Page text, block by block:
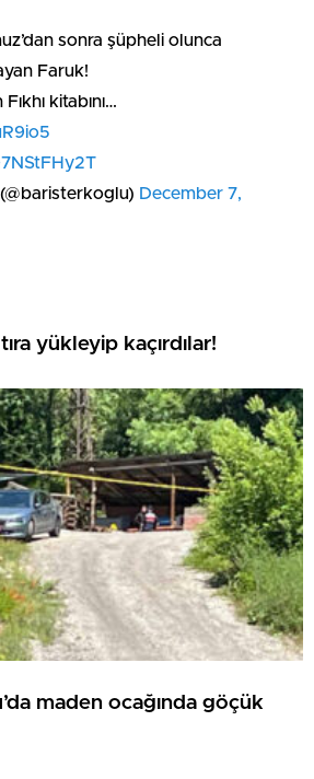
sonra şüpheli olunca
Faruk!
kitabını…
December 7,
yükleyip kaçırdılar!
maden ocağında göçük